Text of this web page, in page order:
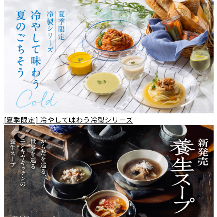
[夏季限定] 冷やして味わう冷製シリーズ